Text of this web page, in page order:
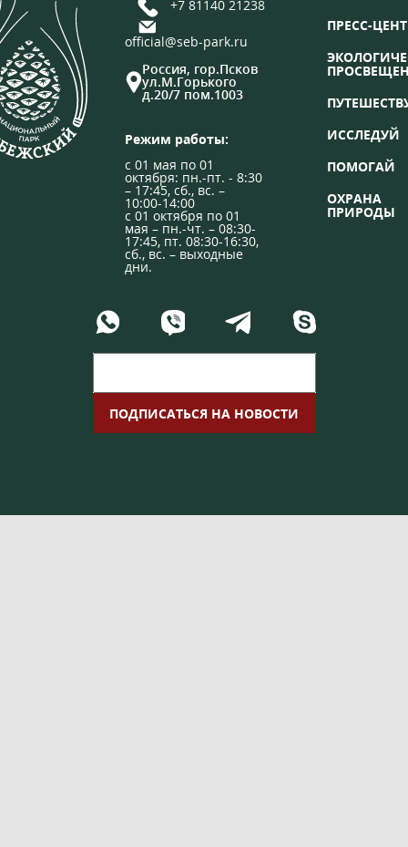
+7 81140 21238
official@seb-park.ru
Россия, гор.Псков
ул.М.Горького
д.20/7 пом.1003
Режим работы:
с 01 мая по 01
октября: пн.-пт. - 8:30
– 17:45, сб., вс. –
10:00-14:00
с 01 октября по 01
мая – пн.-чт. – 08:30-
17:45, пт. 08:30-16:30,
сб., вс. – выходные
дни.
ПРЕСС-
ИССЛЕДУЙ
ПОМОГАЙ
ОХРАНА
ПРИРОДЫ